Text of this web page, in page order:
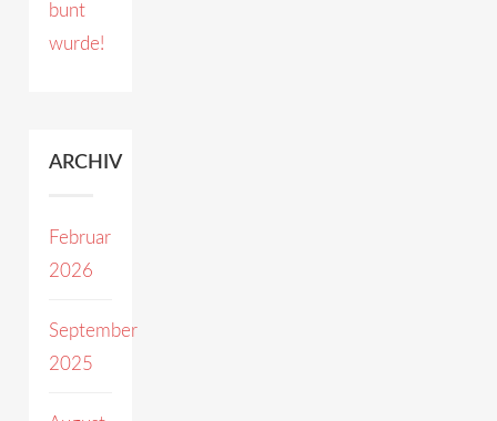
bunt
wurde!
ARCHIV
Februar
2026
September
2025